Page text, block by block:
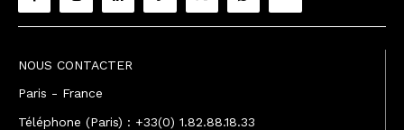
NOUS CONTACTER
Paris - France
Téléphone (Paris) : +33(0) 1.82.88.18.33